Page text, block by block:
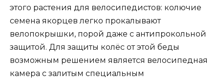
этого растения для велосипедистов: колючие
семена якорцев легко прокалывают
велопокрышки, порой даже с антипрокольной
защитой. Для защиты колёс от этой беды
возможным решением является велосипедная
камера с залитым специальным